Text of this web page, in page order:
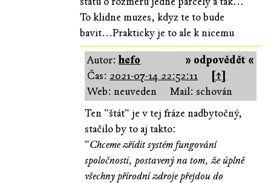
To klidne muzes, kdyz te to bude
bavit...Prakticky je to ale k nicemu
» odpovědět «
Autor:hefo
Čas: 2021-07-14 22:52:11
[↑]
Web: neuveden
Mail: schován
Ten "štát" je v tej fráze nadbytočný,
stačilo by to aj takto:
"Chceme zřídit systém fungování
spoločnosti, postavený na tom, že úplně
všechny přírodní zdroje přejdou do